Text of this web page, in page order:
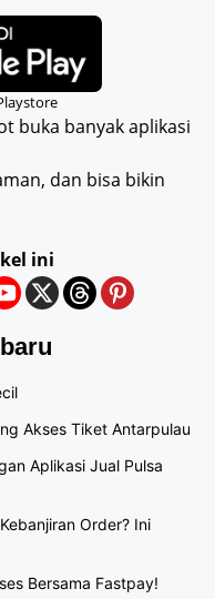
buka banyak aplikasi
dan bisa bikin
ini
Akses Tiket Antarpulau
Aplikasi Jual Pulsa
Order? Ini
Bersama Fastpay!